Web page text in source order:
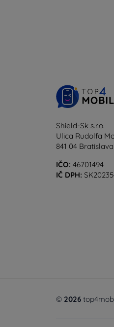
Shield-Sk s.r.o.
Ulica Rudolfa
841 04 Bratislava
IČO: 46701494
IČ DPH:
© 2026